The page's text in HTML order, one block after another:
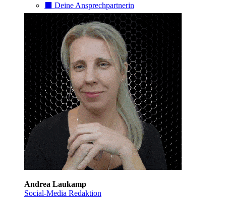
⬛️ Deine Ansprechpartnerin
Andrea Laukamp
Social-Media Redaktion